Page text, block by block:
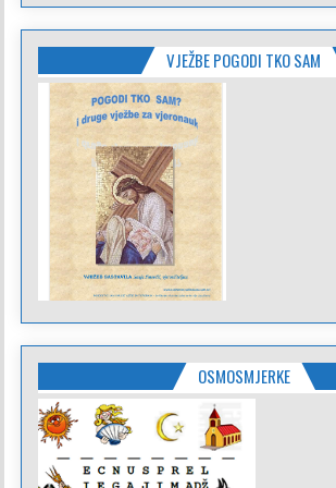
VJEŽBE POGODI TKO SAM
OSMOSMJERKE